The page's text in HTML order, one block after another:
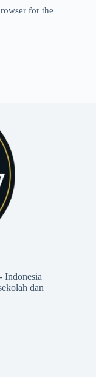
for the
Indonesia
dan